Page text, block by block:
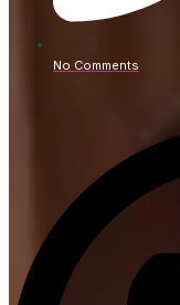
No Comments